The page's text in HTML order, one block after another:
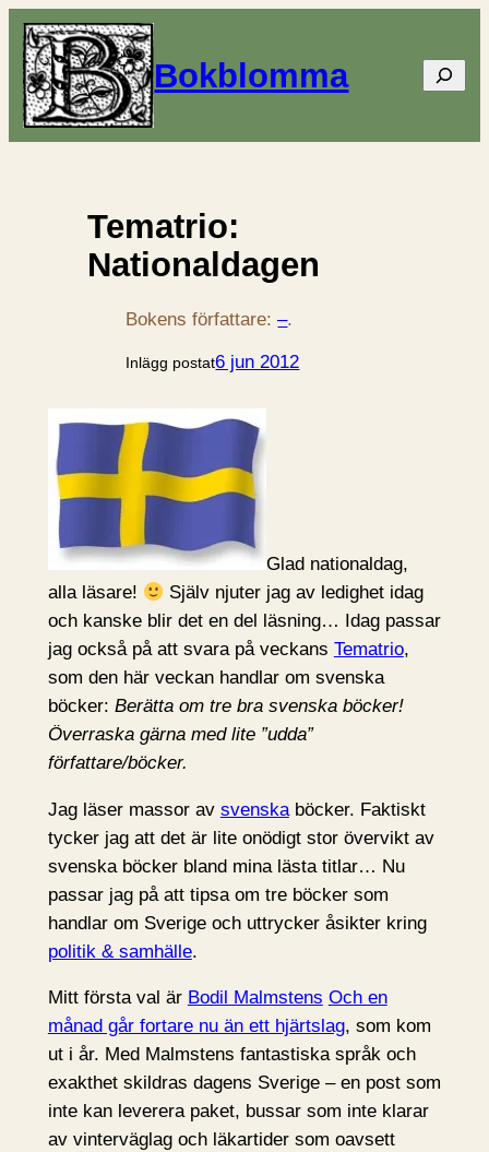
Bokblomma Sök
Tematrio:
Nationaldagen
Bokens författare:–.
Inlägg postat6 jun 2012
Glad nationaldag,
alla läsare!
Själv njuter jag av ledighet idag
och kanske blir det en del läsning… Idag passar
jag också på att svara på veckans Tematrio,
som den här veckan handlar om svenska
böcker: Berätta om tre bra svenska böcker!
Överraska gärna med lite ”udda”
författare/böcker.
Jag läser massor av svenskaböcker. Faktiskt
tycker jag att det är lite onödigt stor övervikt av
svenska böcker bland mina lästa titlar… Nu
passar jag på att tipsa om tre böcker som
handlar om Sverige och uttrycker åsikter kring
politik & samhälle.
Mitt första val är Bodil Malmstens Och en
månad går fortare nu än ett hjärtslag, som kom
ut i år. Med Malmstens fantastiska språk och
exakthet skildras dagens Sverige – en post som
inte kan leverera paket, bussar som inte klarar
av vinterväglag och läkartider som oavsett